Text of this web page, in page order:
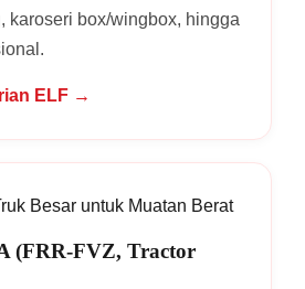
karoseri box/wingbox, hingga
ELF →
(FRR-FVZ, Tractor